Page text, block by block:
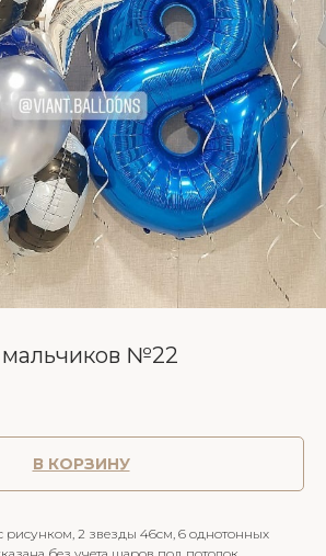
№22
В КОРЗИНУ
рисунком, 2 звезды 46см, 6 однотонных